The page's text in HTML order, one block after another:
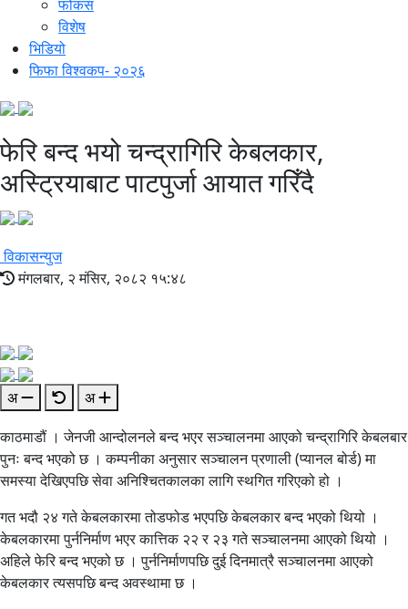
फोकस
विशेष
भिडियो
फिफा विश्वकप- २०२६
फेरि बन्द भयो चन्द्रागिरि केबलकार,
अस्ट्रियाबाट पाटपुर्जा आयात गरिँदै
विकासन्युज
मंगलबार, २ मंसिर, २०८२ १५:४८
अ
अ
काठमाडौं । जेनजी आन्दोलनले बन्द भएर सञ्चालनमा आएको चन्द्रागिरि केबलबार
पुनः बन्द भएको छ । कम्पनीका अनुसार सञ्चालन प्रणाली (प्यानल बोर्ड) मा
समस्या देखिएपछि सेवा अनिश्चितकालका लागि स्थगित गरिएको हो ।
गत भदौ २४ गते केबलकारमा तोडफोड भएपछि केबलकार बन्द भएको थियो ।
केबलकारमा पुर्ननिर्माण भएर कात्तिक २२ र २३ गते सञ्चालनमा आएको थियो ।
अहिले फेरि बन्द भएको छ । पुर्ननिर्माणपछि दुई दिनमात्रै सञ्चालनमा आएको
केबलकार त्यसपछि बन्द अवस्थामा छ ।